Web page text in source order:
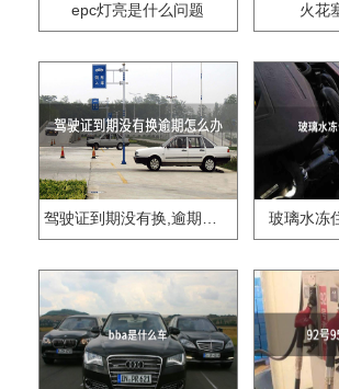
epc灯亮是什么问题 火花
驾驶证到期没有换,逾期怎么办?? 玻璃水冻